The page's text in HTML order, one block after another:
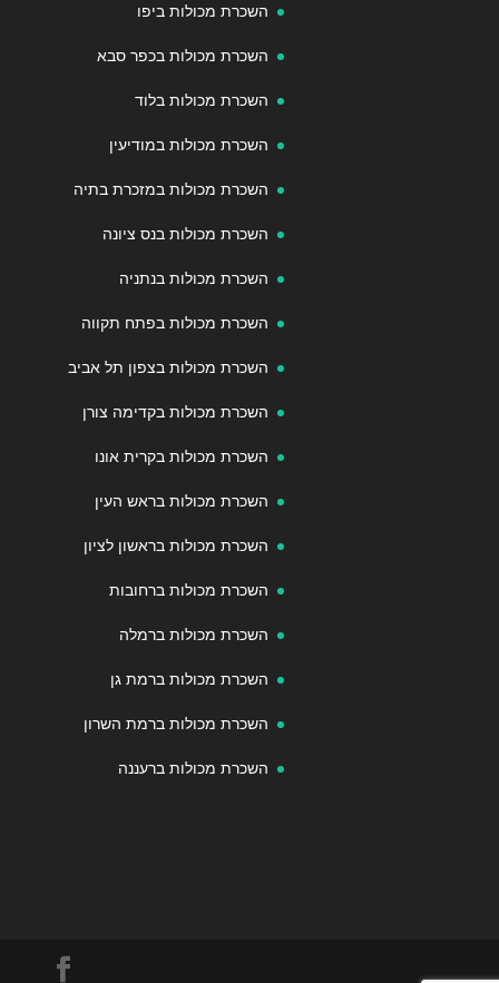
השכרת מכולות ביפו
השכרת מכולות בכפר סבא
השכרת מכולות בלוד
השכרת מכולות במודיעין
השכרת מכולות במזכרת בתיה
השכרת מכולות בנס ציונה
השכרת מכולות בנתניה
השכרת מכולות בפתח תקווה
השכרת מכולות בצפון תל אביב
השכרת מכולות בקדימה צורן
השכרת מכולות בקרית אונו
השכרת מכולות בראש העין
השכרת מכולות בראשון לציון
השכרת מכולות ברחובות
השכרת מכולות ברמלה
השכרת מכולות ברמת גן
השכרת מכולות ברמת השרון
השכרת מכולות ברעננה